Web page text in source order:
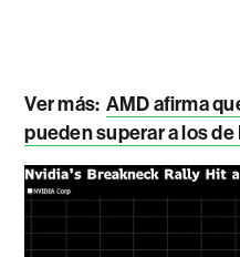
Ver más: AMD afirma
pueden superar a los de